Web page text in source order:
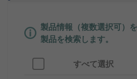
製品情報（複数選択可）
製品を検索します。
すべて選択